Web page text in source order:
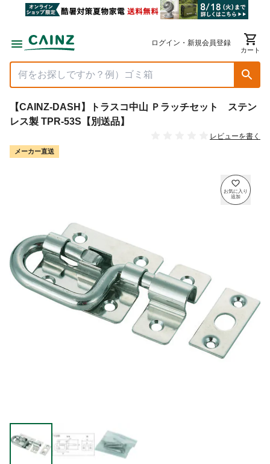
ログイン・新規会員登録
カート
【CAINZ-DASH】トラスコ中山 Ｐラッチセット ステン
レス製 TPR-53S【別送品】
レビューを書く
メーカー直送